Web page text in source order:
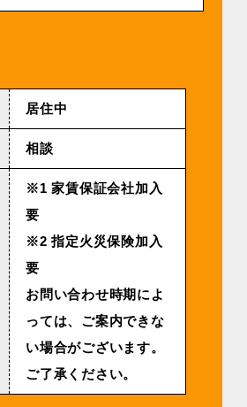
居住中
相談
※1 家賃保証会社加入
要
※2 指定火災保険加入
要
お問い合わせ時期によ
っては、ご案内できな
い場合がございます。
ご了承ください。